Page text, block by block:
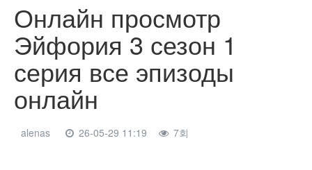
Онлайн просмотр
Эйфория 3 сезон 1
серия все эпизоды
онлайн
alenas 26-05-29 11:19 7회